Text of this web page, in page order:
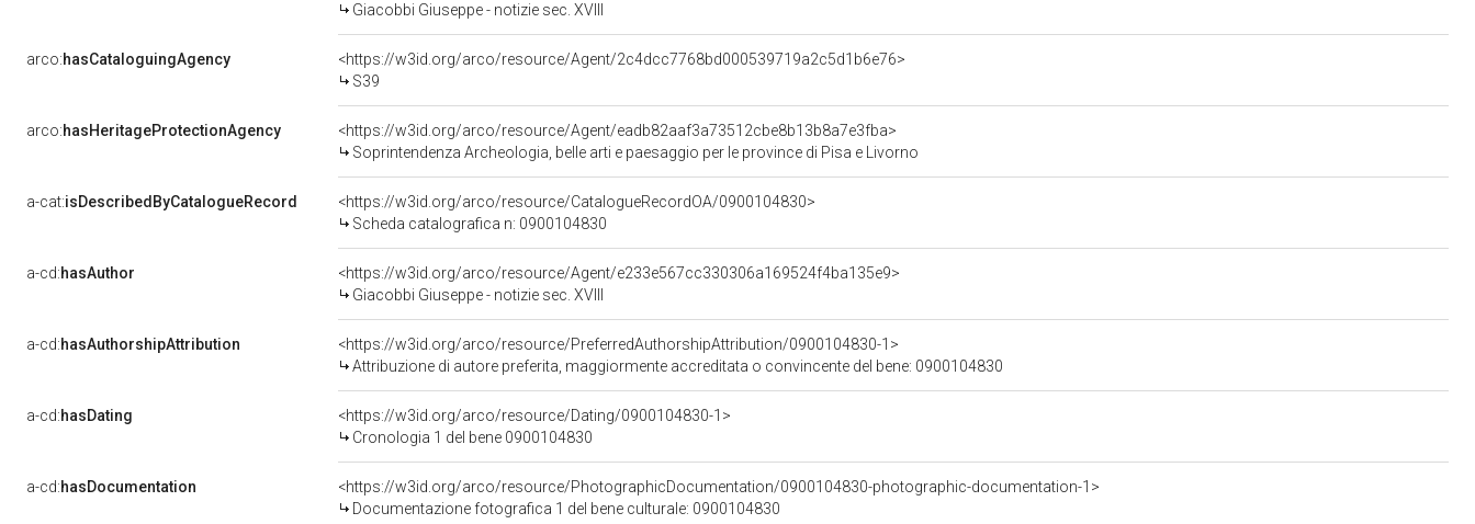
Giacobbi Giuseppe - notizie sec. XVIII
arco:hasCataloguingAgency
<https://w3id.org/arco/resource/Agent/2c4dcc7768bd000539719a2c5d1b6e76>
S39
arco:hasHeritageProtectionAgency
<https://w3id.org/arco/resource/Agent/eadb82aaf3a73512cbe8b13b8a7e3fba>
Soprintendenza Archeologia, belle arti e paesaggio per le province di Pisa e Livorno
a-cat:isDescribedByCatalogueRecord
<https://w3id.org/arco/resource/CatalogueRecordOA/0900104830>
Scheda catalografica n: 0900104830
a-cd:hasAuthor
<https://w3id.org/arco/resource/Agent/e233e567cc330306a169524f4ba135e9>
Giacobbi Giuseppe - notizie sec. XVIII
a-cd:hasAuthorshipAttribution
<https://w3id.org/arco/resource/PreferredAuthorshipAttribution/0900104830-1>
Attribuzione di autore preferita, maggiormente accreditata o convincente del bene: 0900104830
a-cd:hasDating
<https://w3id.org/arco/resource/Dating/0900104830-1>
Cronologia 1 del bene 0900104830
a-cd:hasDocumentation
<https://w3id.org/arco/resource/PhotographicDocumentation/0900104830-photographic-documentation-1>
Documentazione fotografica 1 del bene culturale: 0900104830